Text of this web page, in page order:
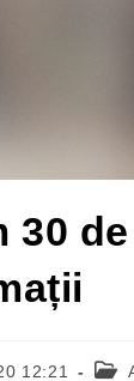
30
12:21
Post